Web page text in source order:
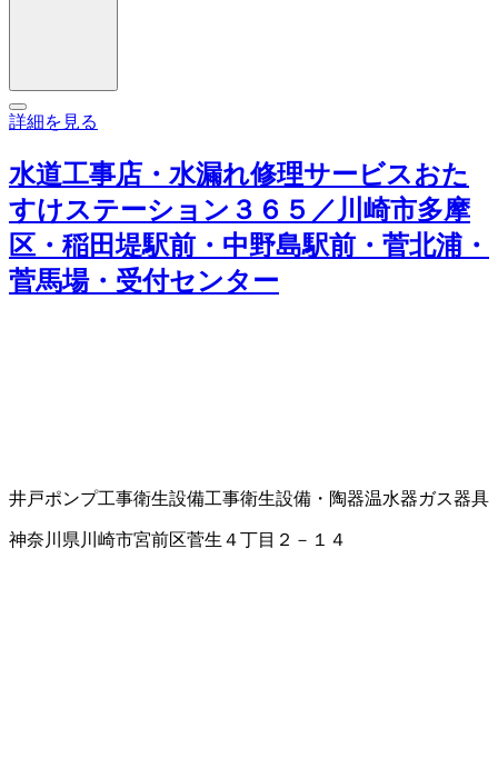
詳細を見る
水道工事店・水漏れ修理サービスおた
すけステーション３６５／川崎市多摩
区・稲田堤駅前・中野島駅前・菅北浦・
菅馬場・受付センター
井戸ポンプ工事衛生設備工事衛生設備・陶器温水器ガス器具
神奈川県川崎市宮前区菅生４丁目２－１４